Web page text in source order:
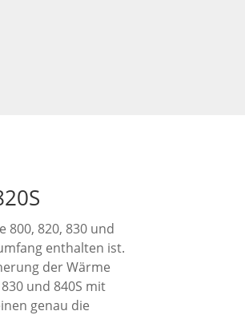
800, 820, 830 und
enthalten ist.
der Wärme
und 840S mit
genau die